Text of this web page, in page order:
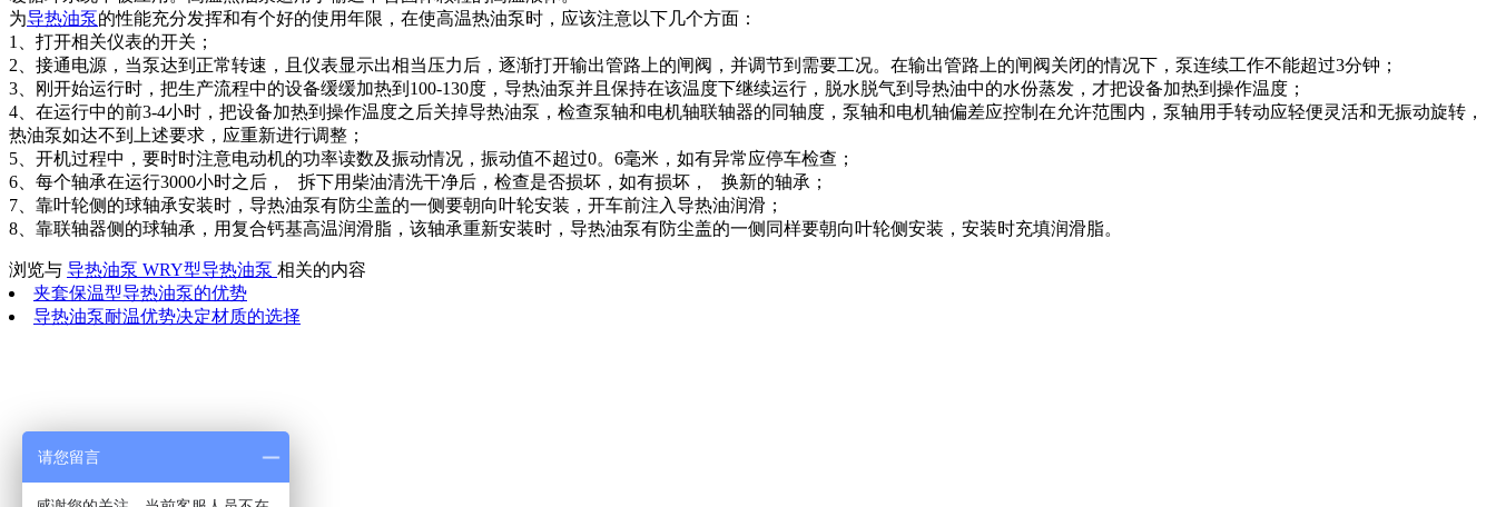
为导热油泵的性能充分发挥和有个好的使用年限，在使高温热油泵时，应该注意以下几个方面：
1、打开相关仪表的开关；
2、接通电源，当泵达到正常转速，且仪表显示出相当压力后，逐渐打开输出管路上的闸阀，并调节到需要工况。在输出管路上的闸阀关闭的情况下，泵连续工作不能超过3分钟；
3、刚开始运行时，把生产流程中的设备缓缓加热到100-130度，导热油泵并且保持在该温度下继续运行，脱水脱气到导热油中的水份蒸发，才把设备加热到操作温度；
4、在运行中的前3-4小时，把设备加热到操作温度之后关掉导热油泵，检查泵轴和电机轴联轴器的同轴度，泵轴和电机轴偏差应控制在允许范围内，泵轴用手转动应轻便灵活和无振动旋转，
热油泵如达不到上述要求，应重新进行调整；
5、开机过程中，要时时注意电动机的功率读数及振动情况，振动值不超过0。6毫米，如有异常应停车检查；
6、每个轴承在运行3000小时之后， 拆下用柴油清洗干净后，检查是否损坏，如有损坏， 换新的轴承；
7、靠叶轮侧的球轴承安装时，导热油泵有防尘盖的一侧要朝向叶轮安装，开车前注入导热油润滑；
8、靠联轴器侧的球轴承，用复合钙基高温润滑脂，该轴承重新安装时，导热油泵有防尘盖的一侧同样要朝向叶轮侧安装，安装时充填润滑脂。
浏览与 导热油泵 WRY型导热油泵 相关的内容
夹套保温型导热油泵的优势
导热油泵耐温优势决定材质的选择
请您留言